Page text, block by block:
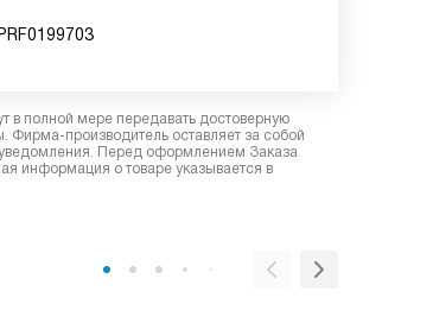
PRF0199703
в полной мере передавать достоверную
Фирма-производитель оставляет за собой
уведомления. Перед оформлением Заказа
информация о товаре указывается в